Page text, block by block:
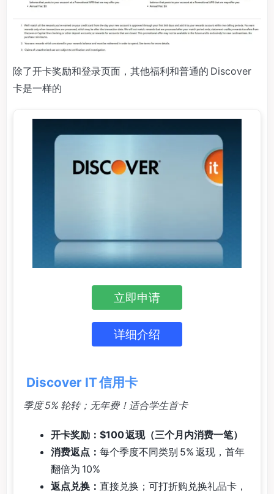
除了开卡奖励和登录页面，其他福利和普通的 Discover
卡是一样的
立即申请
详细介绍
Discover IT 信用卡
季度 5% 轮转；无年费！适合学生首卡
开卡奖励：$100 返现（三个月内消费一笔）
消费返点： 每个季度不同类别 5% 返现，首年
翻倍为 10%
返点兑换： 直接兑换；可打折购兑换礼品卡，